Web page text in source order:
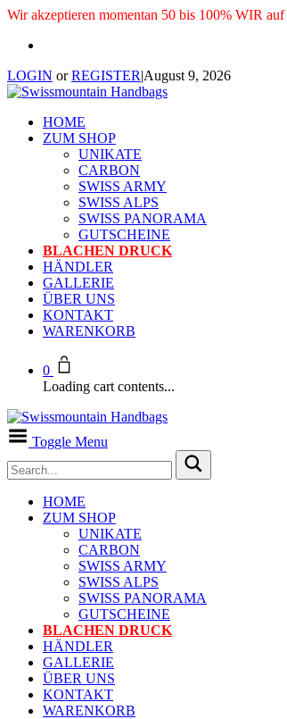
Wir akzeptieren momentan 50 bis 100% WIR auf
LOGIN orREGISTER|August 9, 2026
HOME
ZUM SHOP
UNIKATE
CARBON
SWISS ARMY
SWISS ALPS
SWISS PANORAMA
GUTSCHEINE
BLACHEN DRUCK
HÄNDLER
GALLERIE
ÜBER UNS
KONTAKT
WARENKORB
0
Loading cart contents...
Toggle Menu
HOME
ZUM SHOP
UNIKATE
CARBON
SWISS ARMY
SWISS ALPS
SWISS PANORAMA
GUTSCHEINE
BLACHEN DRUCK
HÄNDLER
GALLERIE
ÜBER UNS
KONTAKT
WARENKORB